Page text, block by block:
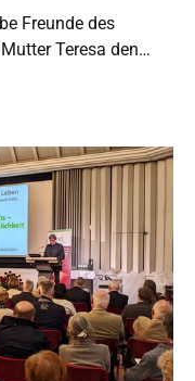
Freunde des
Zerstörer des
Lebensoasen